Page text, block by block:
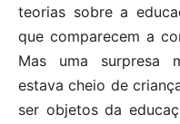
teorias sobre a
que comparecem a
Mas uma surpresa
estava cheio de
ser objetos da